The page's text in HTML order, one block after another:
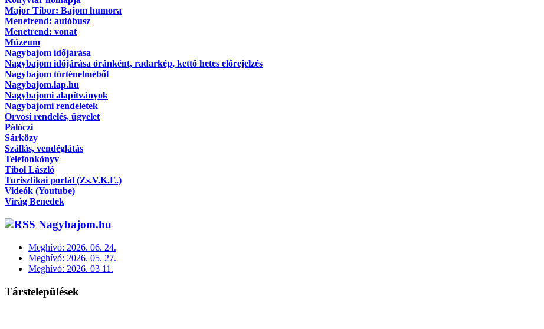
Major Tibor: Bajom humora
Menetrend: autóbusz
Menetrend: vonat
Múzeum
Nagybajom időjárása
Nagybajom időjárása óránként, radarkép, kettő hetes előrejelzés
Nagybajom történelméből
Nagybajom.lap.hu
Nagybajomi alapítványok
Nagybajomi rendeletek
Orvosi rendelés, ügyelet
Pálóczi
Sárközy
Szállás, vendéglátás
Telefonkönyv
Tibol László
Turisztikai portál (Zs.V.K.E.)
Videók (Youtube)
Virág Benedek
Nagybajom.hu
Meghívó: 2026. 06. 24.
Meghívó: 2026. 05. 27.
Meghívó: 2026. 03 11.
Társtelepülések